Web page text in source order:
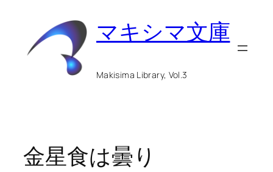
マキシマ文庫
Makisima Library, Vol.3
金星食は曇り